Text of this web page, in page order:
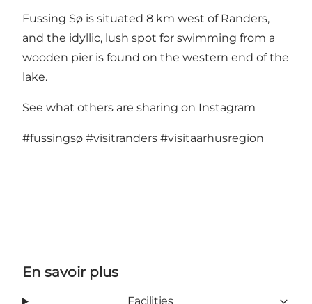
Fussing Sø is situated 8 km west of Randers,
and the idyllic, lush spot for swimming from a
wooden pier is found on the western end of the
lake.
See what others are sharing on Instagram
#fussingsø #visitranders #visitaarhusregion
En savoir plus
Facilities